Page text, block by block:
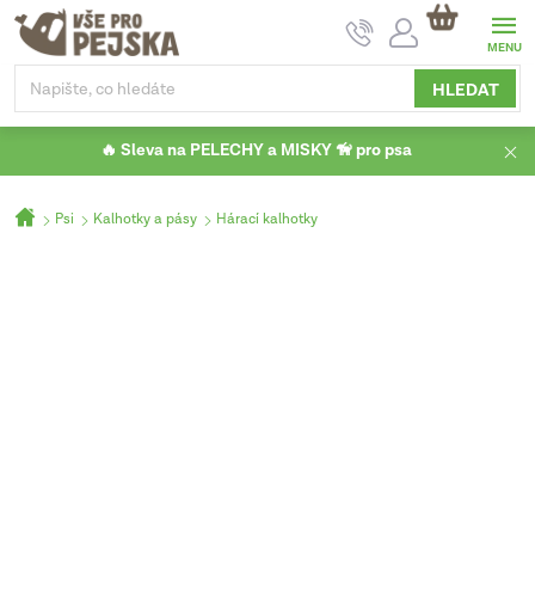
Přejít
obsah
HLEDAT
NÁKUPNÍ
KOŠÍK
🔥 Sleva na PELECHY a MISKY 🦮 pro psa
Domů
Psi Kalhotky a pásy Hárací kalhotky